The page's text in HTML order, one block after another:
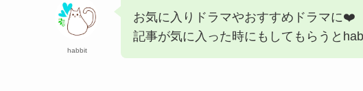
habbit
お気に入りドラマやおすすめドラマに❤️
記事が気に入った時にもしてもらうと